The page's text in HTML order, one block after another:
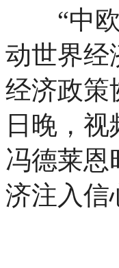
“中欧
动世界经
经济政策
日晚，
冯德莱恩
济注入信